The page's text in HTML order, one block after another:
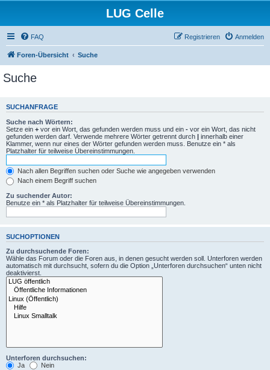
LUG Celle
FAQ Anmelden
Registrieren
Foren-Übersicht Suche
Suche
SUCHANFRAGE
Suche nach Wörtern:
Setze ein + vor ein Wort, das gefunden werden muss und ein - vor ein Wort, das nicht
gefunden werden darf. Verwende mehrere Wörter getrennt durch | innerhalb einer
Klammer, wenn nur eines der Wörter gefunden werden muss. Benutze ein * als
Platzhalter für teilweise Übereinstimmungen.
Nach allen Begriffen suchen oder Suche wie angegeben verwenden
Nach einem Begriff suchen
Zu suchender Autor:
Benutze ein * als Platzhalter für teilweise Übereinstimmungen.
SUCHOPTIONEN
Zu durchsuchende Foren:
Wähle das Forum oder die Foren aus, in denen gesucht werden soll. Unterforen werden
automatisch mit durchsucht, sofern du die Option „Unterforen durchsuchen“ unten nicht
deaktivierst.
Unterforen durchsuchen:
Ja
Nein